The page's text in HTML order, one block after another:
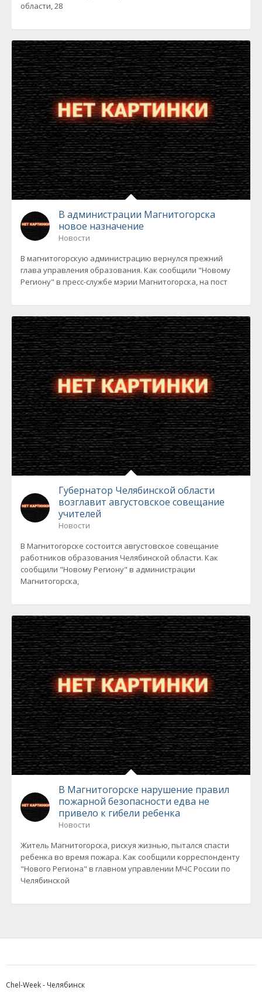
области, 28
В администрации Магнитогорска
новое назначение
Новости
В магнитогорскую администрацию вернулся прежний
глава управления образования. Как сообщили "Новому
Региону" в пресс-службе мэрии Магнитогорска, на пост
Губернатор Челябинской области
возглавит августовское совещание
учителей
Новости
В Магнитогорске состоится августовское совещание
работников образования Челябинской области. Как
сообщили "Новому Региону" в администрации
Магнитогорска,
В Магнитогорске нарушение правил
пожарной безопасности едва не
привело к гибели ребенка
Новости
Житель Магнитогорска, рискуя жизнью, пытался спасти
ребенка во время пожара. Как сообщили корреспонденту
"Нового Региона" в главном управлении МЧС России по
Челябинской
Chel-Week - Челябинск